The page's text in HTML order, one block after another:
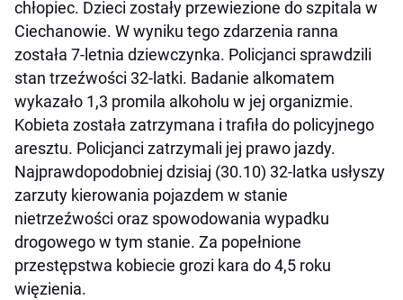
chłopiec. Dzieci zostały przewiezione do szpitala w
Ciechanowie. W wyniku tego zdarzenia ranna
została 7-letnia dziewczynka. Policjanci sprawdzili
stan trzeźwości 32-latki. Badanie alkomatem
wykazało 1,3 promila alkoholu w jej organizmie.
Kobieta została zatrzymana i trafiła do policyjnego
aresztu. Policjanci zatrzymali jej prawo jazdy.
Najprawdopodobniej dzisiaj (30.10) 32-latka usłyszy
zarzuty kierowania pojazdem w stanie
nietrzeźwości oraz spowodowania wypadku
drogowego w tym stanie. Za popełnione
przestępstwa kobiecie grozi kara do 4,5 roku
więzienia.